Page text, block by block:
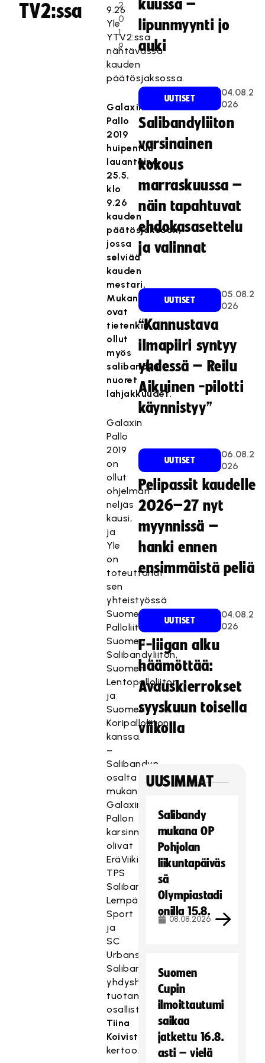
TV2:ssa
2
0
1
9
9.26
Yle
YTV2:ssa
nähtävässä
kauden
päätösjaksossa.
Galaxin
Pallo
2019
huipentuu
lauantaina
25.5.
klo
9.26
kauden
päätösjaksoon,
jossa
selviää
kauden
mestari.
Mukana
ovat
tietenkin
ollut
myös
salibandyn
nuoret
lahjakkuudet.
Galaxin
Pallo
2019
on
ollut
ohjelman
neljäs
kausi,
ja
Yle
on
toteuttanut
sen
yhteistyössä
Suomen
Palloliiton,
Suomen
Salibandyliiton,
Suomen
Lentopalloliiton
ja
Suomen
Koripalloliiton
kanssa.
–
Salibandyn
osalta
mukana
Galaxin
Pallon
karsinnoissa
olivat
EräViikingit,
TPS
Salibandy,
Lempäälä
Sport
ja
SC
Urbans,
Salibandyliiton
yhdyshenkilönä
tuotantoon
osallistunut
Tiina
Koivisto
kertoo.
kuussa –
lipunmyynti jo
auki
UUTISET
04.08.2
026
Salibandyliiton
varsinainen
kokous
marraskuussa –
näin tapahtuvat
ehdokasasettelu
ja valinnat
UUTISET
05.08.2
026
“Kannustava
ilmapiiri syntyy
yhdessä – Reilu
Aikuinen -pilotti
käynnistyy”
UUTISET
06.08.2
026
Pelipassit kaudelle
2026–27 nyt
myynnissä –
hanki ennen
ensimmäistä peliä
UUTISET
04.08.2
026
F-liigan alku
häämöttää:
Avauskierrokset
syyskuun toisella
viikolla
UUSIMMAT
Salibandy
mukana OP
Pohjolan
liikuntapäiväs
sä
Olympiastadi
onilla 15.8.
08.08.2026
Suomen
Cupin
ilmoittautumi
saikaa
jatkettu 16.8.
asti – vielä